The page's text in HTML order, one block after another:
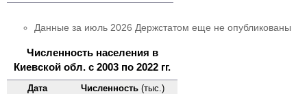
Данные за июль 2026 Держстатом еще не опубликованы
Численность населения в
Киевской обл. с 2003 по 2022 гг.
Дата Численность (тыс.)